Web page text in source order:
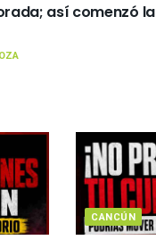
así comenzó la
CANCÚN